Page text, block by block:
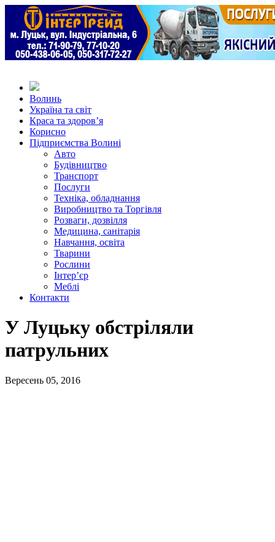
Волинь
Україна та світ
Краса та здоров’я
Корисно
Підприємства Волині
Авто
Будівництво
Транспорт
Послуги
Техніка, обладнання
Виробництво та Торгівля
Розваги, дозвілля
Медицина, санітарія
Навчання, освіта
Тварини
Рослини
Інтер’єр
Меблі
Контакти
У Луцьку обстріляли
патрульних
Вересень 05, 2016